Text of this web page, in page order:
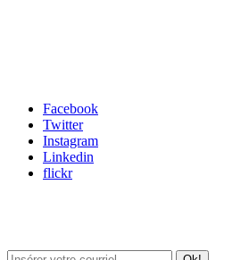
Facebook
Twitter
Instagram
Linkedin
flickr